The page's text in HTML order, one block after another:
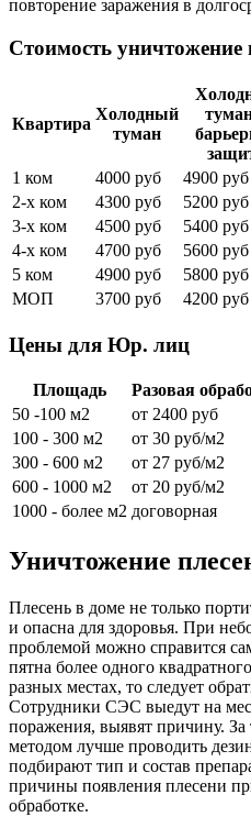
повторение заражения в
Стоимость уничтожение
Квартира
Холодный
туман
1 ком 4000 руб 4900 руб
2-х ком
4300 руб 5200 руб
3-х ком
4500 руб 5400 руб
4-х ком
4700 руб 5600 руб
5 ком
4900 руб 5800 руб
МОП
3700 руб 4200 руб
Цены для Юр. лиц
Площадь Разовая
50 -100 м2
от 2400 руб
100 - 300 м2
от 30 руб/м2
300 - 600 м2
от 27 руб/м2
600 - 1000 м2
от 20 руб/м2
1000 - более м2 договорная
Уничтожение
Плесень в доме не только
и опасна для здоровья. При
проблемой можно справится
пятна более одного
разных местах, то следует
Сотрудники СЭС выедут на
поражения, выявят причину. За
методом лучше проводить
подбирают тип и состав
причины появления плесени
обработке.